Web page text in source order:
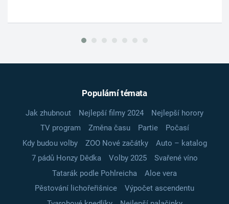
Populární témata
Jak zhubnout Nejlepší filmy 2024
Nejlepší horory
TV program
Změna času Partie
Počasí
Kdy budou volby
ZOO Nové začátky
Auto – katalog
7 pádů Honzy Dědka
Volby 2025
Svařené víno
Tatarák podle Pohlreicha
Aloe vera
Pěstování lichořeřišnice
Výpočet ascendentu